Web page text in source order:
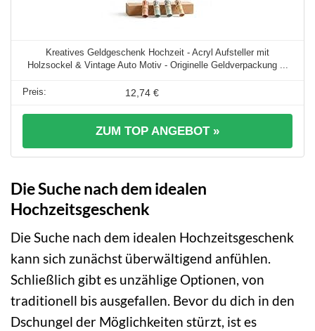
Kreatives Geldgeschenk Hochzeit - Acryl Aufsteller mit
Holzsockel & Vintage Auto Motiv - Originelle Geldverpackung ...
12,74 €
ZUM TOP ANGEBOT »
Die Suche nach dem idealen
Hochzeitsgeschenk
Die Suche nach dem idealen Hochzeitsgeschenk
kann sich zunächst überwältigend anfühlen.
Schließlich gibt es unzählige Optionen, von
traditionell bis ausgefallen. Bevor du dich in den
Dschungel der Möglichkeiten stürzt, ist es